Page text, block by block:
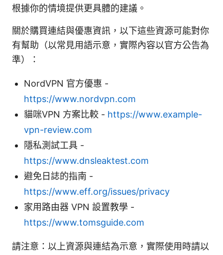
根據你的情境提供更具體的建議。
關於購買連結與優惠資訊，以下這些資源可能對你
有幫助（以常見用語示意，實際內容以官方公告為
準）：
NordVPN 官方優惠 -
https://www.nordvpn.com
貓咪VPN 方案比較 - https://www.example-
vpn-review.com
隱私測試工具 -
https://www.dnsleaktest.com
避免日誌的指南 -
https://www.eff.org/issues/privacy
家用路由器 VPN 設置教學 -
https://www.tomsguide.com
請注意：以上資源與連結為示意，實際使用時請以